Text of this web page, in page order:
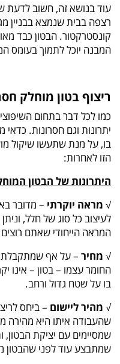
עוד בנושא זה, חשוב לדעת
רצפה בבית שנמצא בבניין
קונסטרקטור. הבטון כבד
המבנה יוכל לתמוך בעומס
ריצוף בטון מוחלק
כמו לכל דבר בתחום
יתרונות וגם חסרונות.
בו, על מנת שתעשו שיקול
הזו לאחרות:
היתרונות של הבטון
√ מראה יוקרתי – מדובר
לעיצוב כל סוג של חלל,
המראה הייחודי שאתם
√ מחיר – על אף שמתקבלת
החומר עצמו – בטון – אינו
בו על שטח גדול ורחב.
√ מהיר ליישום – ביחס
שהעבודה איתו היא מהירה
שמסיימים עם יציקת הבטון,
שמתבצע עוד לפני שהבטון